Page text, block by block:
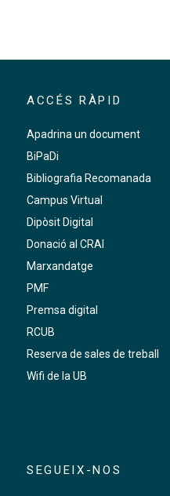
ACCÉS RÀPID
Apadrina un document
BiPaDi
Bibliografia Recomanada
Campus Virtual
Dipòsit Digital
Donació al CRAI
Marxandatge
PMF
Premsa digital
RCUB
Reserva de sales de treball
Wifi de la UB
SEGUEIX-NOS